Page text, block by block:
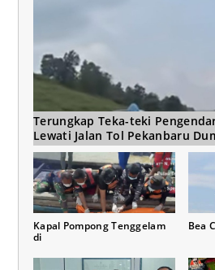
Terungkap Teka-teki
Lewati Jalan Tol Pekanbaru
Kapal Pompong Tenggelam
di
Bea